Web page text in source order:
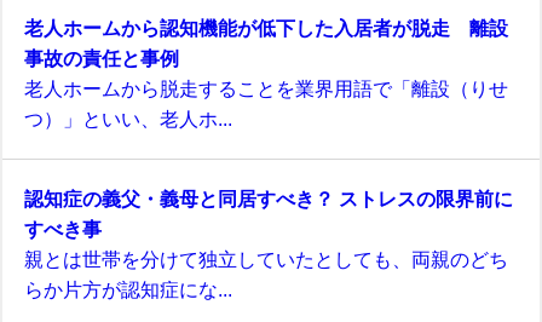
老人ホームから認知機能が低下した入居者が脱走 離設
事故の責任と事例
老人ホームから脱走することを業界用語で「離設（りせ
つ）」といい、老人ホ...
認知症の義父・義母と同居すべき？ ストレスの限界前に
すべき事
親とは世帯を分けて独立していたとしても、両親のどち
らか片方が認知症にな...